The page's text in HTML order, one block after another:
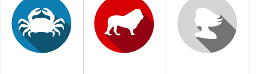
Untermenü